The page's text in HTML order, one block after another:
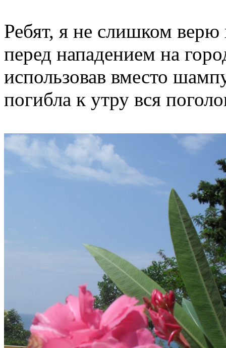
Ребят, я не слишком верю
перед нападением на
использовав вместо
погибла к утру вся